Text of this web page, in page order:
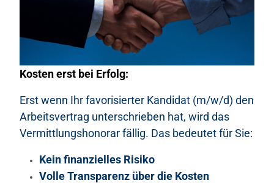
Kosten erst bei Erfolg:
Erst wenn Ihr favorisierter Kandidat (m/w/d) den
Arbeitsvertrag unterschrieben hat, wird das
Vermittlungshonorar fällig. Das bedeutet für Sie:
Kein finanzielles Risiko
Volle Transparenz über die Kosten